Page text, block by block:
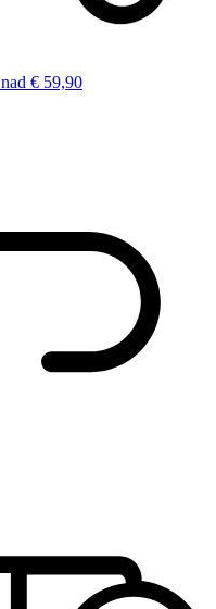
nad € 59,90